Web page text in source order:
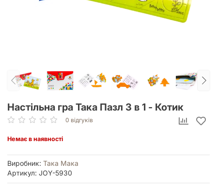
Настільна гра Така Пазл 3 в 1 - Котик
0 відгуків
Немає в наявності
Виробник: Така Мака
Артикул: JOY-5930